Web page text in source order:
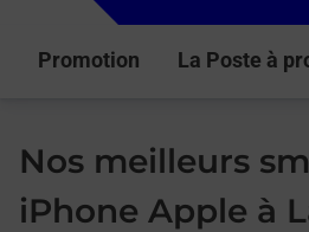
Promotion La Poste à
Nos meilleurs
iPhone Apple à